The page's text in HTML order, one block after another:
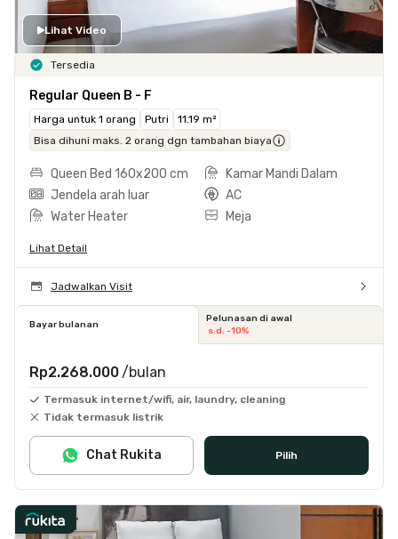
Lihat Video
Tersedia
Regular Queen B - F
Harga untuk 1 orang Putri
11.19 m²
Bisa dihuni maks. 2 orang dgn tambahan biaya
Queen Bed 160x200 cm
Kamar Mandi Dalam
Jendela arah luar
AC
Water Heater
Meja
Lihat Detail
Jadwalkan Visit
Bayar bulanan
Pelunasan di awal
s.d. -10%
Rp2.268.000 /bulan
Termasuk internet/wifi, air, laundry, cleaning
Tidak termasuk listrik
Pilih
Chat Rukita